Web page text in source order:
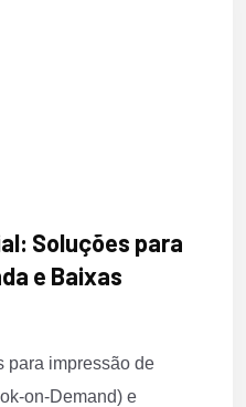
Soluções para
e Baixas
para impressão de
on-Demand) e